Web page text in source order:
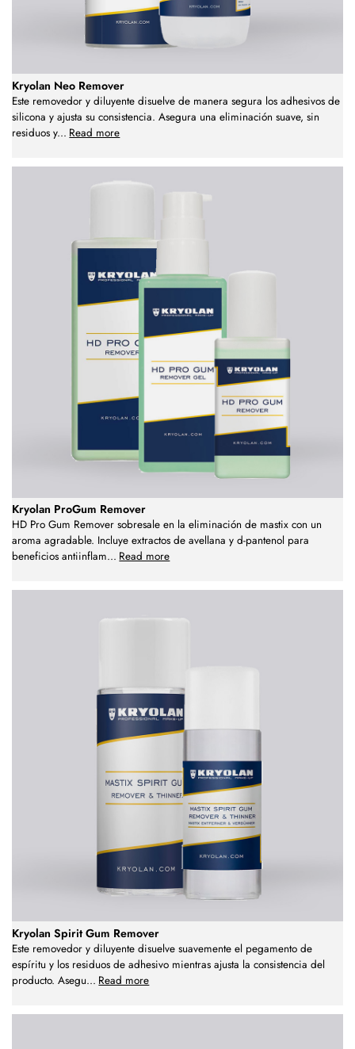
Kryolan Neo Remover
Este removedor y diluyente disuelve de manera segura los adhesivos de
silicona y ajusta su consistencia. Asegura una eliminación suave, sin
residuos y... Read more
Kryolan ProGum Remover
HD Pro Gum Remover sobresale en la eliminación de mastix con un
aroma agradable. Incluye extractos de avellana y d-pantenol para
beneficios antiinflam... Read more
Kryolan Spirit Gum Remover
Este removedor y diluyente disuelve suavemente el pegamento de
espíritu y los residuos de adhesivo mientras ajusta la consistencia del
producto. Asegu... Read more